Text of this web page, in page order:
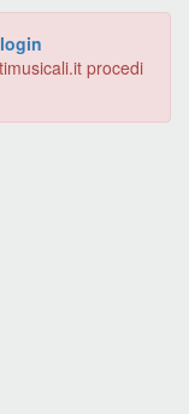
login
procedi